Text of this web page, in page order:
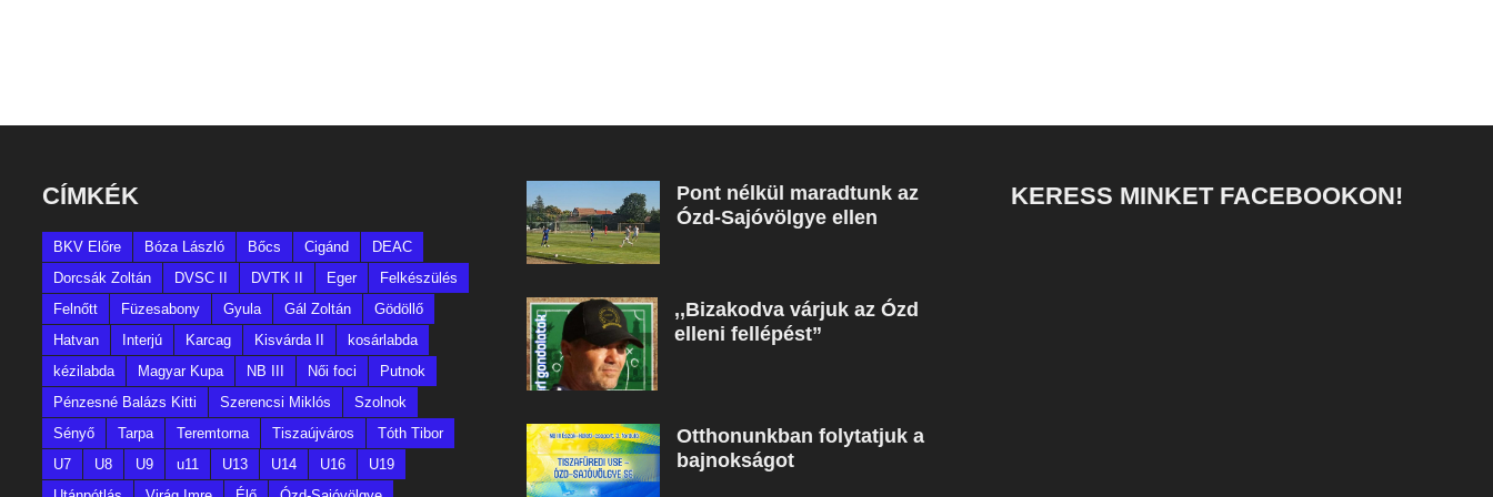
CÍMKÉK
BKV Előre Bóza László Bőcs Cigánd
DEAC
Dorcsák Zoltán
DVSC II DVTK II Eger
Felkészülés
Felnőtt
Füzesabony Gyula Gál Zoltán
Gödöllő
Hatvan
Interjú Karcag Kisvárda II
kosárlabda
kézilabda
Magyar Kupa NB III Női foci
Putnok
Pénzesné Balázs Kitti
Szerencsi Miklós
Szolnok
Sényő
Tarpa Teremtorna Tiszaújváros
Tóth Tibor
U7
U8 U9 u11 U13 U14 U16
U19
Pont nélkül maradtunk az
Ózd-Sajóvölgye ellen
,,Bizakodva várjuk az Ózd
elleni fellépést”
Otthonunkban folytatjuk a
bajnokságot
KERESS MINKET FACEBOOKON!